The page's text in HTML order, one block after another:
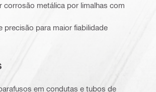
corrosão metálica por limalhas com
precisão para maior fiabilidade
em condutas e tubos de